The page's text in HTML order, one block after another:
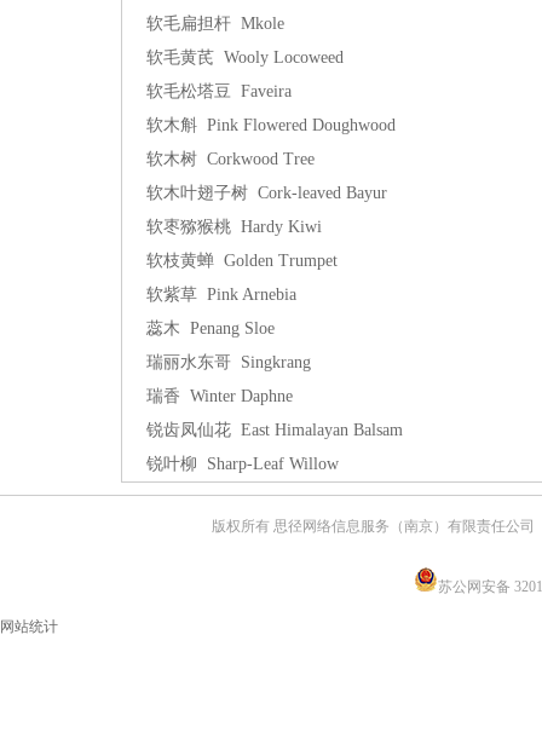
软毛扁担杆 Mkole
软毛黄芪 Wooly Locoweed
软毛松塔豆 Faveira
软木斛 Pink Flowered Doughwood
软木树 Corkwood Tree
软木叶翅子树 Cork-leaved Bayur
软枣猕猴桃 Hardy Kiwi
软枝黄蝉 Golden Trumpet
软紫草 Pink Arnebia
蕊木 Penang Sloe
瑞丽水东哥 Singkrang
瑞香 Winter Daphne
锐齿凤仙花 East Himalayan Balsam
锐叶柳 Sharp-Leaf Willow
版权所有 思径网络信息服务（南京）有限责任公
苏公网安备
网站统计